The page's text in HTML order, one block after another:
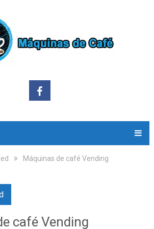
Máquinas de café Vending
café Vending